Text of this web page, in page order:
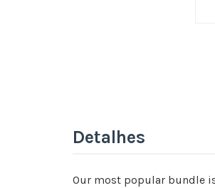
Detalhes
Our most popular bundle